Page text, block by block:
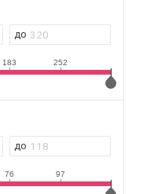
183 252
76 97